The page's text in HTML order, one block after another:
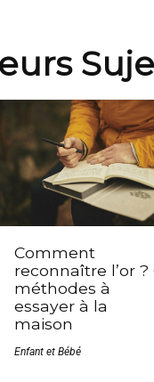
Comment
reconnaître l’or ?
méthodes à
essayer à la
maison
Enfant et Bébé